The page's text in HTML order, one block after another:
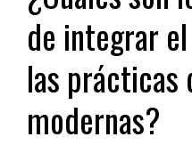
de integrar
las prácticas
modernas?